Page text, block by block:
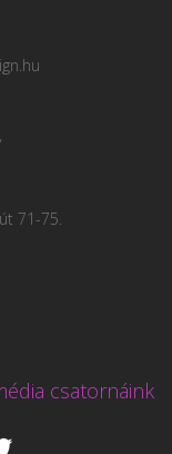
71-75.
csatornáink